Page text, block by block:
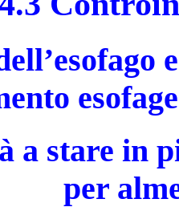
a stare in
per